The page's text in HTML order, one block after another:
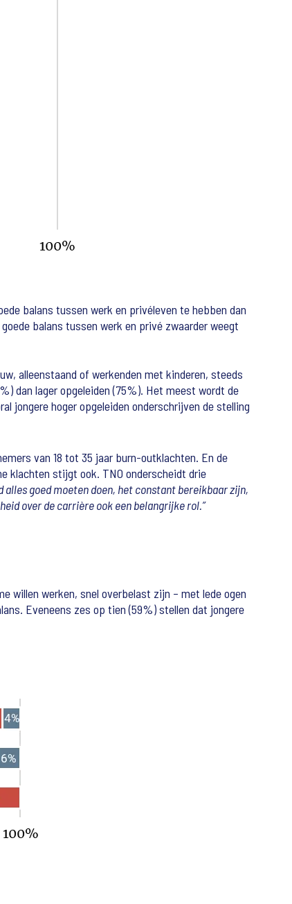
balans tussen werk en privéleven te hebben dan
balans tussen werk en privé zwaarder weegt
alleenstaand of werkenden met kinderen, steeds
dan lager opgeleiden (75%). Het meest wordt de
jongere hoger opgeleiden onderschrijven de stelling
van 18 tot 35 jaar burn-outklachten. En de
klachten stijgt ook. TNO onderscheidt drie
alles goed moeten doen, het constant bereikbaar zijn,
over de carrière ook een belangrijke rol.”
willen werken, snel overbelast zijn – met lede ogen
Eveneens zes op tien (59%) stellen dat jongere